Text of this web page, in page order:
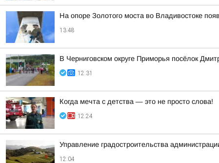
На опоре Золотого моста во Владивостоке
13:48
В Черниговском округе Приморья посёлок
12:31
Когда мечта с детства — это не просто слова!
12:24
Управление градостроительства
12:04